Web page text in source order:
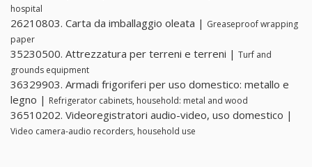
hospital
26210803. Carta da imballaggio oleata | Greaseproof wrapping
paper
35230500. Attrezzatura per terreni e terreni | Turf and
grounds equipment
36329903. Armadi frigoriferi per uso domestico: metallo e
legno | Refrigerator cabinets, household: metal and wood
36510202. Videoregistratori audio-video, uso domestico |
Video camera-audio recorders, household use